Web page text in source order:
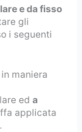
e da fisso
gli
i seguenti
maniera
eda
applicata